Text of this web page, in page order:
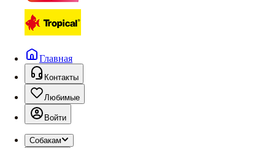
Главная
Контакты
Любимые
Войти
Собакам